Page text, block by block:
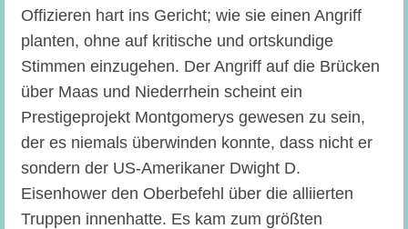
Offizieren hart ins Gericht; wie sie einen Angriff
planten, ohne auf kritische und ortskundige
Stimmen einzugehen. Der Angriff auf die Brücken
über Maas und Niederrhein scheint ein
Prestigeprojekt Montgomerys gewesen zu sein,
der es niemals überwinden konnte, dass nicht er
sondern der US-Amerikaner Dwight D.
Eisenhower den Oberbefehl über die alliierten
Truppen innenhatte. Es kam zum größten